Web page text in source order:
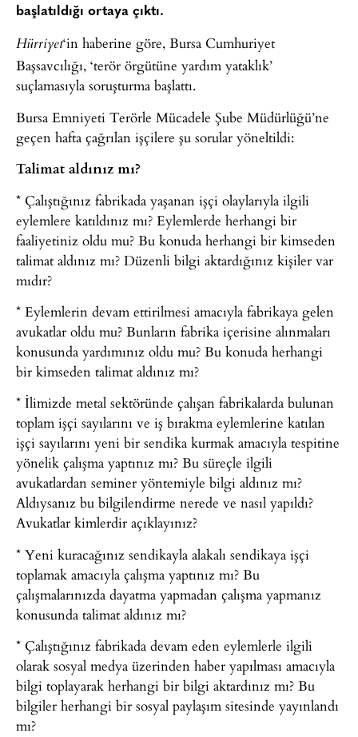
başlatıldığı ortaya çıktı.
Hürriyet‘in haberine göre, Bursa Cumhuriyet
Başsavcılığı, ‘terör örgütüne yardım yataklık’
suçlamasıyla soruşturma başlattı.
Bursa Emniyeti Terörle Mücadele Şube Müdürlüğü’ne
geçen hafta çağrılan işçilere şu sorular yöneltildi:
Talimat aldınız mı?
* Çalıştığınız fabrikada yaşanan işçi olaylarıyla ilgili
eylemlere katıldınız mı? Eylemlerde herhangi bir
faaliyetiniz oldu mu? Bu konuda herhangi bir kimseden
talimat aldınız mı? Düzenli bilgi aktardığınız kişiler var
mıdır?
* Eylemlerin devam ettirilmesi amacıyla fabrikaya gelen
avukatlar oldu mu? Bunların fabrika içerisine alınmaları
konusunda yardımınız oldu mu? Bu konuda herhangi
bir kimseden talimat aldınız mı?
* İlimizde metal sektöründe çalışan fabrikalarda bulunan
toplam işçi sayılarını ve iş bırakma eylemlerine katılan
işçi sayılarını yeni bir sendika kurmak amacıyla tespitine
yönelik çalışma yaptınız mı? Bu süreçle ilgili
avukatlardan seminer yöntemiyle bilgi aldınız mı?
Aldıysanız bu bilgilendirme nerede ve nasıl yapıldı?
Avukatlar kimlerdir açıklayınız?
* Yeni kuracağınız sendikayla alakalı sendikaya işçi
toplamak amacıyla çalışma yaptınız mı? Bu
çalışmalarınızda dayatma yapmadan çalışma yapmanız
konusunda talimat aldınız mı?
* Çalıştığınız fabrikada devam eden eylemlerle ilgili
olarak sosyal medya üzerinden haber yapılması amacıyla
bilgi toplayarak herhangi bir bilgi aktardınız mı? Bu
bilgiler herhangi bir sosyal paylaşım sitesinde yayınlandı
mı?